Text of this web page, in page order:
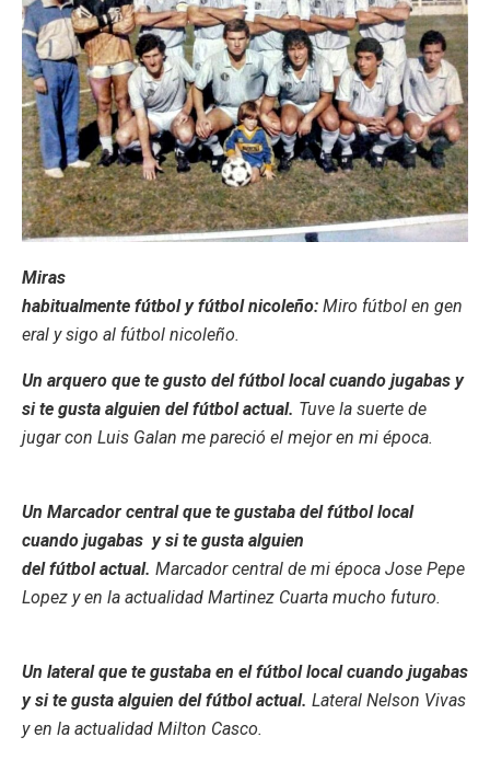
Miras
habitualmente fútbol y fútbol nicoleño: Miro fútbol en gen
eral y sigo al fútbol nicoleño.
Un arquero que te gusto del fútbol local cuando jugabas y
si te gusta alguien del fútbol actual. Tuve la suerte de
jugar con Luis Galan me pareció el mejor en mi época.
Un Marcador central que te gustaba del fútbol local
cuando jugabas y si te gusta alguien
del fútbol actual. Marcador central de mi época Jose Pepe
Lopez y en la actualidad Martinez Cuarta mucho futuro.
Un lateral que te gustaba en el fútbol local cuando jugabas
y si te gusta alguien del fútbol actual. Lateral Nelson Vivas
y en la actualidad Milton Casco.